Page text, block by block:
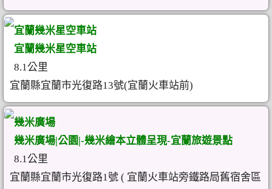
宜蘭幾米星空車站
宜蘭幾米星空車站
8.1公里
宜蘭縣宜蘭市光復路13號(宜蘭火車站前)
幾米廣場
幾米廣場|公園|-幾米繪本立體呈現-宜蘭旅遊景點
8.1公里
宜蘭縣宜蘭市光復路1號 ( 宜蘭火車站旁鐵路局舊宿舍區